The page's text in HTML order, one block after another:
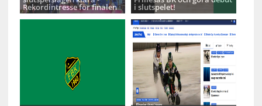
Rekordintresse för finalen i slutspelet!